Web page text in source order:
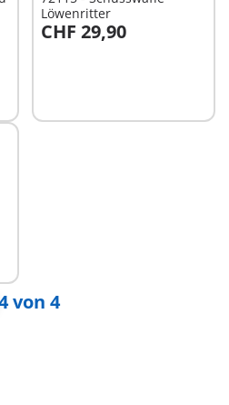
Löwenritter
CHF 29,90
von 4